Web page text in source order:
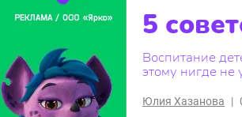
5
Воспитание
этому нигде не
Юлия Хазанова |